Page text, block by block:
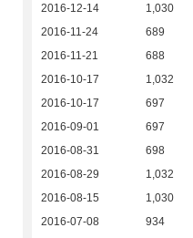
2016-12-14
1,030
2016-11-24
689
2016-11-21
688
2016-10-17
1,032
2016-10-17
697
2016-09-01
697
2016-08-31
698
2016-08-29
1,032
2016-08-15
1,030
2016-07-08
934